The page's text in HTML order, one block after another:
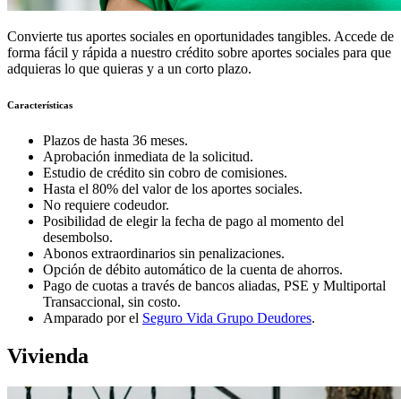
Convierte tus aportes sociales en oportunidades tangibles. Accede de
forma fácil y rápida a nuestro crédito sobre aportes sociales para que
adquieras lo que quieras y a un corto plazo.
Características
Plazos de hasta 36 meses.
Aprobación inmediata de la solicitud.
Estudio de crédito sin cobro de comisiones.
Hasta el 80% del valor de los aportes sociales.
No requiere codeudor.
Posibilidad de elegir la fecha de pago al momento del
desembolso.
Abonos extraordinarios sin penalizaciones.
Opción de débito automático de la cuenta de ahorros.
Pago de cuotas a través de bancos aliadas, PSE y Multiportal
Transaccional, sin costo.
Amparado por el Seguro Vida Grupo Deudores.
Vivienda